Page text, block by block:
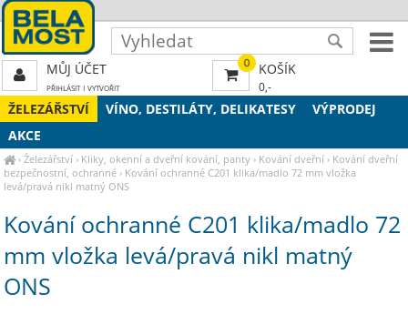
ŽELEZÁŘSTVÍ VÍNO, DESTILÁTY, DELIKATESY
VÝPRODEJ
AKCE
›Železářství › Kliky, okenní a dveřní kování, panty › Kování dveřní › Kování dveřní
bezpečnostní, ochranné › Kování ochranné C201 klika/madlo 72 mm vložka
levá/pravá nikl matný ONS
Kování ochranné C201 klika/madlo 72
mm vložka levá/pravá nikl matný
ONS
0 KOŠÍK
0,-
MŮJ ÚČET
PŘIHLÁSIT| VYTVOŘIT